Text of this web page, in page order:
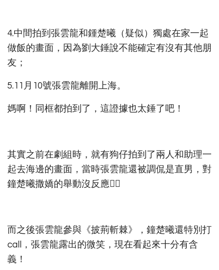
4.中間拍到張雲龍和鍾楚曦（疑似）獨處在家一起
做飯的畫面，因為劉大錘說不能確定有沒有其他朋
友；
5.11月10號張雲龍離開上海。
媽啊！同框都拍到了，這證據也太錘了吧！
其實之前在劇組時，就有狗仔拍到了兩人和助理一
起去海邊的畫面，當時張雲龍還被調侃是直男，對
鐘楚曦撒嬌的舉動沒反應👇🏻
而之後張雲龍參與《披荊斬棘》，鐘楚曦還特別打
call，張雲龍露出的微笑，現在看起來十分有含
義！